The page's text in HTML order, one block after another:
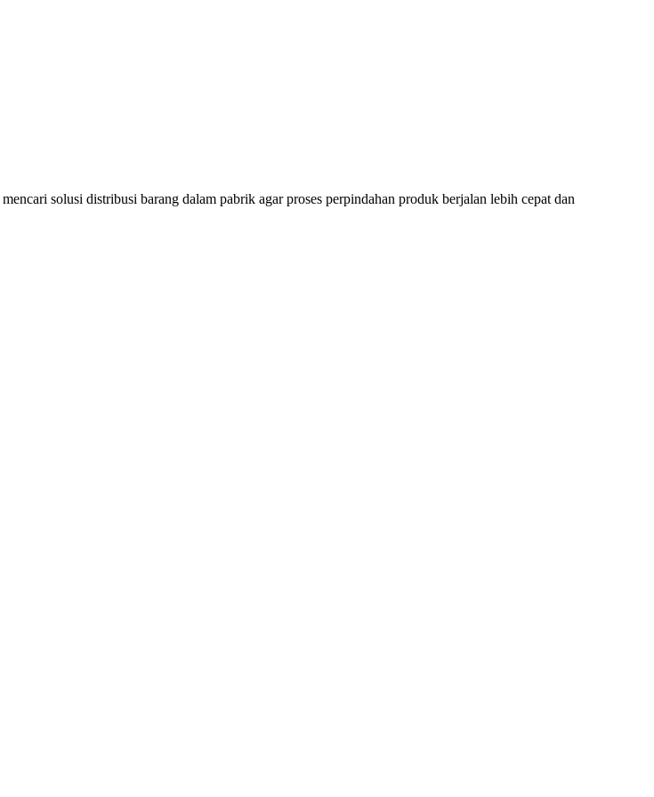
solusi distribusi barang dalam pabrik agar proses perpindahan produk berjalan lebih cepat dan